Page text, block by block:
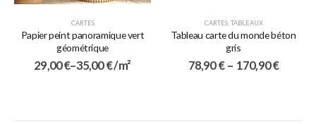
CARTES
Papier peint panoramique vert
géométrique
29,00€–35,00€/ m²
CARTES, TABLEAUX
Tableau carte du monde béton
gris
78,90€ – 170,90€